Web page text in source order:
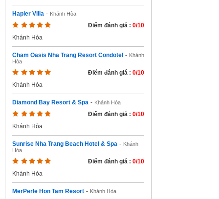
Hapier Villa - Khánh Hòa
Điểm đánh giá : 0/10
Khánh Hòa
Cham Oasis Nha Trang Resort Condotel - Khánh
Hòa
Điểm đánh giá : 0/10
Khánh Hòa
Diamond Bay Resort & Spa - Khánh Hòa
Điểm đánh giá : 0/10
Khánh Hòa
Sunrise Nha Trang Beach Hotel & Spa - Khánh
Hòa
Điểm đánh giá : 0/10
Khánh Hòa
MerPerle Hon Tam Resort - Khánh Hòa